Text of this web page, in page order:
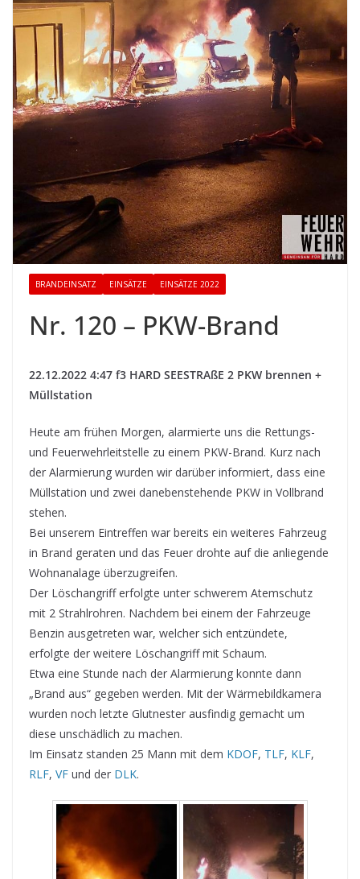
BRANDEINSATZ EINSÄTZE EINSÄTZE 2022
Nr. 120 – PKW-Brand
22.12.2022 4:47 f3 HARD SEESTRAßE 2 PKW brennen +
Müllstation
Heute am frühen Morgen, alarmierte uns die Rettungs-
und Feuerwehrleitstelle zu einem PKW-Brand. Kurz nach
der Alarmierung wurden wir darüber informiert, dass eine
Müllstation und zwei danebenstehende PKW in Vollbrand
stehen.
Bei unserem Eintreffen war bereits ein weiteres Fahrzeug
in Brand geraten und das Feuer drohte auf die anliegende
Wohnanalage überzugreifen.
Der Löschangriff erfolgte unter schwerem Atemschutz
mit 2 Strahlrohren. Nachdem bei einem der Fahrzeuge
Benzin ausgetreten war, welcher sich entzündete,
erfolgte der weitere Löschangriff mit Schaum.
Etwa eine Stunde nach der Alarmierung konnte dann
„Brand aus“ gegeben werden. Mit der Wärmebildkamera
wurden noch letzte Glutnester ausfindig gemacht um
diese unschädlich zu machen.
Im Einsatz standen 25 Mann mit dem KDOF, TLF, KLF,
RLF, VF und der DLK.